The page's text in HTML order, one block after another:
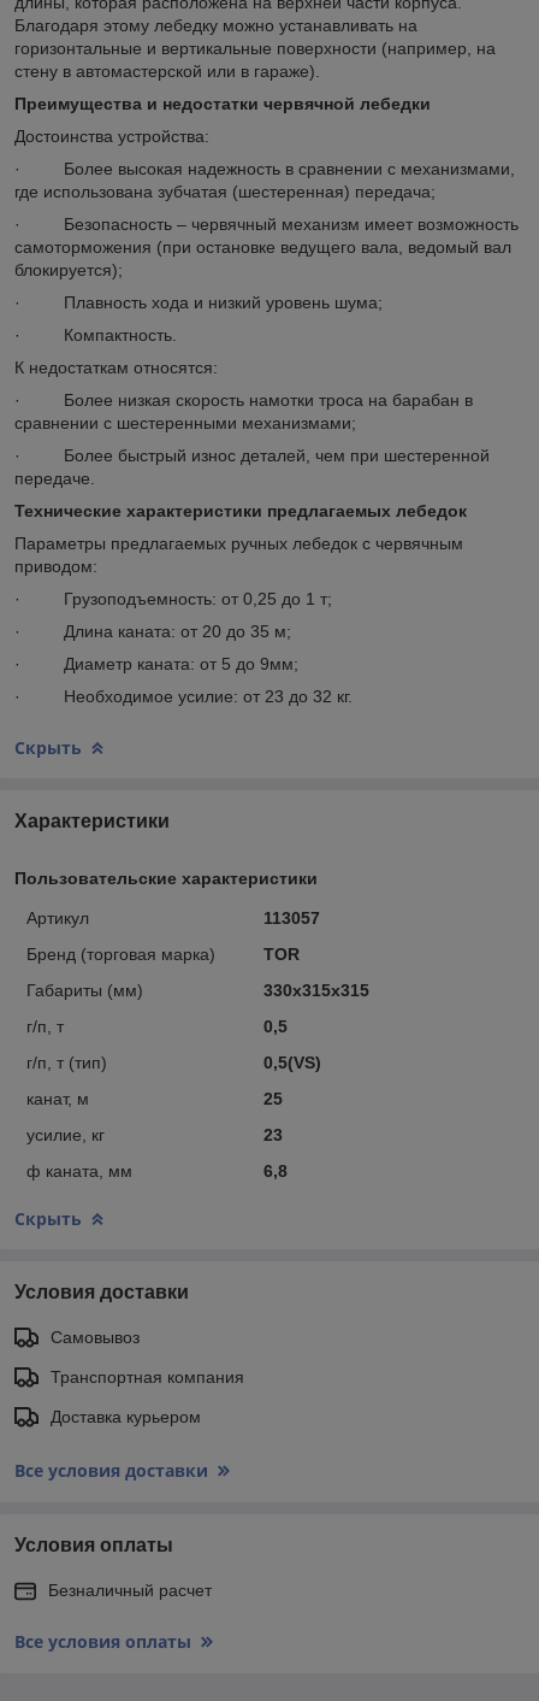
Благодаря этому лебедку можно устанавливать на
горизонтальные и вертикальные поверхности (например, на
стену в автомастерской или в гараже).
Преимущества и недостатки червячной лебедки
Достоинства устройства:
· Более высокая надежность в сравнении с механизмами,
где использована зубчатая (шестеренная) передача;
· Безопасность – червячный механизм имеет возможность
самоторможения (при остановке ведущего вала, ведомый вал
блокируется);
· Плавность хода и низкий уровень шума;
· Компактность.
К недостаткам относятся:
· Более низкая скорость намотки троса на барабан в
сравнении с шестеренными механизмами;
· Более быстрый износ деталей, чем при шестеренной
передаче.
Технические характеристики предлагаемых лебедок
Параметры предлагаемых ручных лебедок с червячным
приводом:
· Грузоподъемность: от 0,25 до 1 т;
· Длина каната: от 20 до 35 м;
· Диаметр каната: от 5 до 9мм;
· Необходимое усилие: от 23 до 32 кг.
Скрыть
Характеристики
Пользовательские характеристики
Артикул
113057
Бренд (торговая марка)
TOR
Габариты (мм)
330х315х315
г/п, т
0,5
г/п, т (тип)
0,5(VS)
канат, м
25
усилие, кг
23
ф каната, мм
6,8
Скрыть
Условия доставки
Самовывоз
Транспортная компания
Доставка курьером
Все условия доставки
Условия оплаты
Безналичный расчет
Все условия оплаты